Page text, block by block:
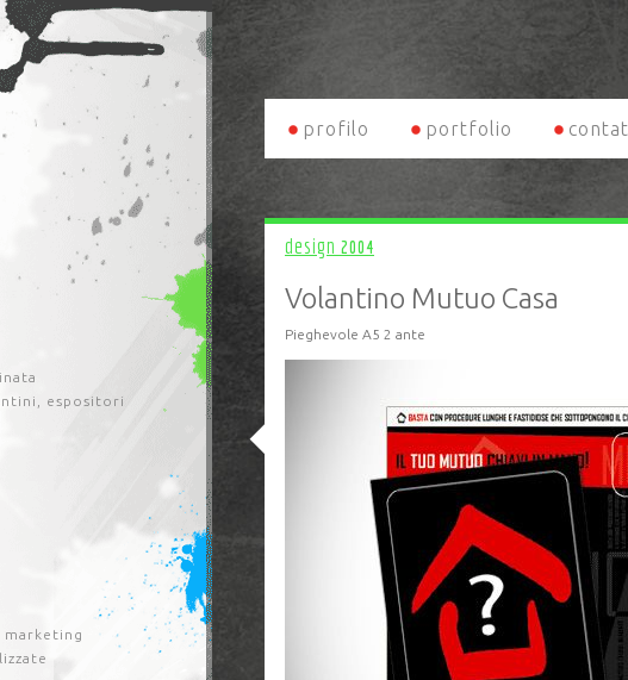
espositori
marketing
profilo portfolio
design 2004
Volantino Mutuo Casa
Pieghevole A5 2 ante